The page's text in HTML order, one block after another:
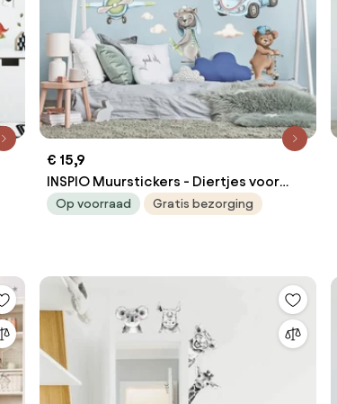
€ 15,9
INSPIO Muurstickers - Diertjes voor
jongens
Op voorraad Gratis bezorging